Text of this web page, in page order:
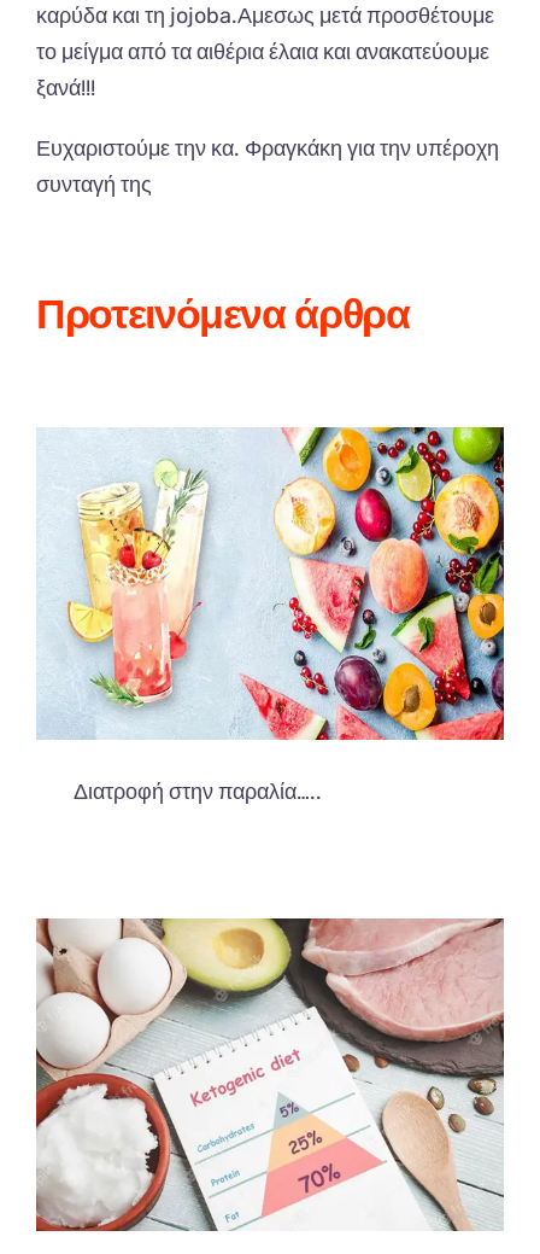
καρύδα και τη jojoba.Αμεσως μετά προσθέτουμε
το μείγμα από τα αιθέρια έλαια και ανακατεύουμε
ξανά!!!
Ευχαριστούμε την κα. Φραγκάκη για την υπέροχη
συνταγή της
Προτεινόμενα άρθρα
Διατροφή στην παραλία…..